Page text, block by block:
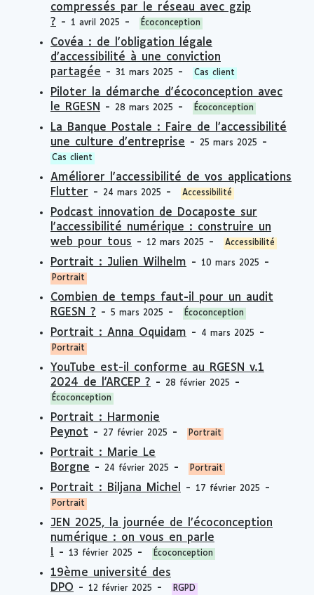
compressés par le réseau avec gzip
? - 1 avril 2025 - Écoconception
Covéa : de l'obligation légale
d’accessibilité à une conviction
partagée - 31 mars 2025 - Cas client
Piloter la démarche d'écoconception avec
le RGESN - 28 mars 2025 - Écoconception
La Banque Postale : Faire de l’accessibilité
une culture d’entreprise - 25 mars 2025 -
Cas client
Améliorer l'accessibilité de vos applications
Flutter - 24 mars 2025 - Accessibilité
Podcast innovation de Docaposte sur
l'accessibilité numérique : construire un
web pour tous - 12 mars 2025 - Accessibilité
Portrait : Julien Wilhelm - 10 mars 2025 -
Portrait
Combien de temps faut-il pour un audit
RGESN ? - 5 mars 2025 - Écoconception
Portrait : Anna Oquidam - 4 mars 2025 -
Portrait
YouTube est-il conforme au RGESN v.1
2024 de l'ARCEP ? - 28 février 2025 -
Écoconception
Portrait : Harmonie
Peynot - 27 février 2025 - Portrait
Portrait : Marie Le
Borgne - 24 février 2025 - Portrait
Portrait : Biljana Michel - 17 février 2025 -
Portrait
JEN 2025, la journée de l’écoconception
numérique : on vous en parle
! - 13 février 2025 - Écoconception
19ème université des
DPO - 12 février 2025 - RGPD